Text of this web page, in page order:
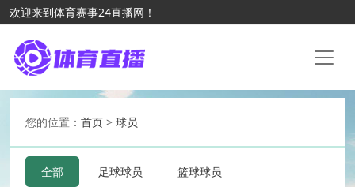
欢迎来到体育赛事24直播网！
您的位置： 首页 > 球员
全部 足球球员 篮球球员